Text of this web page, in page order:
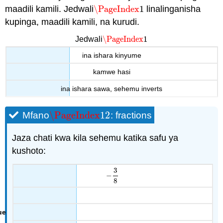
maadili kamili. Jedwali\PageIndex1
\PageIndex1 linalinganisha
kupinga, maadili kamili, na kurudi.
Jedwali\PageIndex1
\PageIndex1
ina ishara kinyume
kamwe hasi
ina ishara sawa, sehemu inverts
Mfano\PageIndex12
\PageIndex12: fractions
Jaza chati kwa kila sehemu katika safu ya
kushoto:
−
3
8
−38